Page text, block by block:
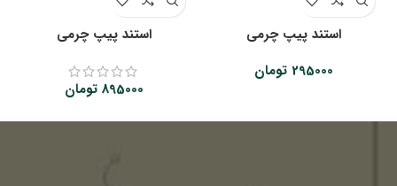
استند پیپ چرمی
295000 تومان
استند پیپ چرمی
895000 تومان